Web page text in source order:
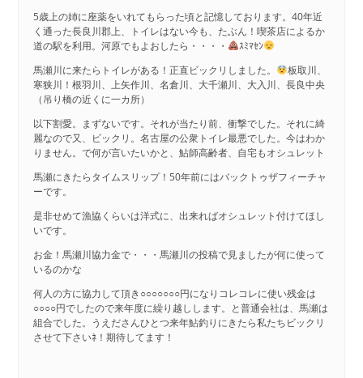
5歳上の姉に座薬をいれてもらった頃と記憶しております。40年近
く通った長良川郡上、トイレはない今も、たぶん！喫茶店によるか
道の駅を利用。河原でもよおしたら・・・・
ｽﾐﾏｾﾝ
馬瀬川に来たらトイレがある！正直ビックリしました。
板取川、
寒狭川！根羽川、上矢作川、名倉川、大千瀬川、大入川、長良中央
（吊り橋の近くに一カ所）
以下割愛。まずないです。それが当たり前、衝撃でした。それに綺
麗なので又、ビックリ。名古屋の公衆トイレ最悪でした。今はわか
りません。で何が言いたいかと、鮎師高齢者、自宅もオシュレット
馬瀬にきたらタイムスリップ！50年前にはバックトゥザフィーチャ
ーです。
是非せめて漁協くらいは洋式に、出来ればオシュレット付けてほし
いです。
お金！馬瀬川協力金で・・・馬瀬川の投稿で見ましたが何に使って
いるのかな
何人の方に協力して頂き○○○○○○○円になりコレコレに使い残金は
○○○○円でしたので来年度に繰り越しします。と普通会社は、馬瀬は
組合でした。うえださんひとつ来年鮎釣りにきたら私たちビックリ
させて下さいﾈ！期待してます！